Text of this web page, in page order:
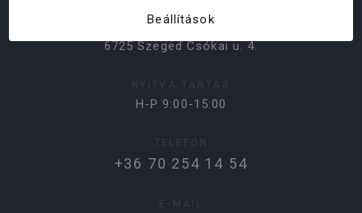
BOLT CÍME
6725 Szeged Csókai u. 4.
H-P 9:00-15:00
+36 70 254 14 54
Beállítások